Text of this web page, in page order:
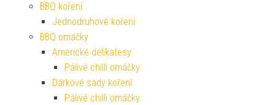
BBQ koření
Jednodruhové koření
BBQ omáčky
Americké delikatesy
Pálivé chilli omáčky
Dárkové sady koření
Pálivé chilli omáčky